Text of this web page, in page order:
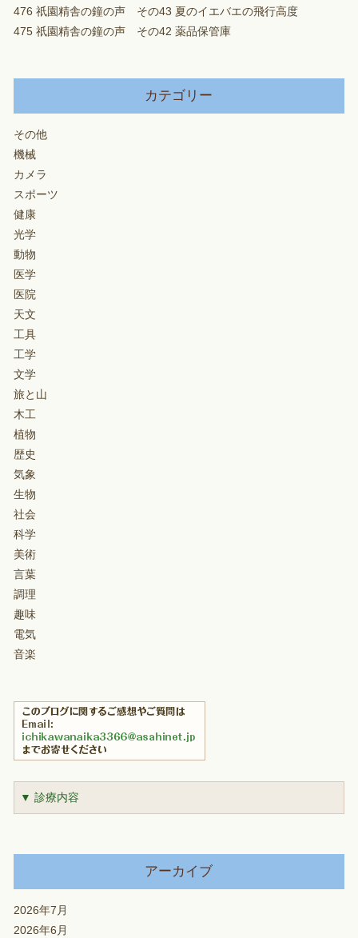
476 祇園精舎の鐘の声 その43 夏のイエバエの飛行高度
475 祇園精舎の鐘の声 その42 薬品保管庫
カテゴリー
その他
機械
カメラ
スポーツ
健康
光学
動物
医学
医院
天文
工具
工学
文学
旅と山
木工
植物
歴史
気象
生物
社会
科学
美術
言葉
調理
趣味
電気
音楽
▼ 診療内容
アーカイブ
2026年7月
2026年6月